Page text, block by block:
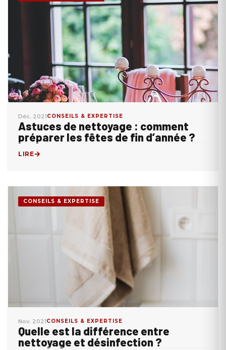
Déc. 2021CONSEILS & EXPERTISE
Astuces de nettoyage : comment
préparer les fêtes de fin d’année ?
LIRE
CONSEILS & EXPERTISE
Nov. 2021CONSEILS & EXPERTISE
Quelle est la différence entre
nettoyage et désinfection ?